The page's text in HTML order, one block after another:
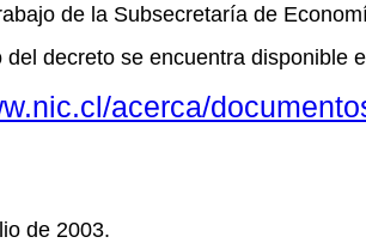
de la Subsecretaría de
del decreto se encuentra disponible
acerca/
de 2003.